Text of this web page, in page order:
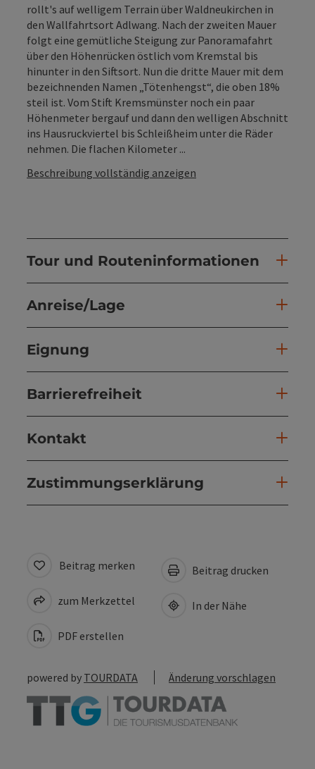
rollt's auf welligem Terrain über Waldneukirchen in
den Wallfahrtsort Adlwang. Nach der zweiten Mauer
folgt eine gemütliche Steigung zur Panoramafahrt
über den Höhenrücken östlich vom Kremstal bis
hinunter in den Siftsort. Nun die dritte Mauer mit dem
bezeichnenden Namen „Tötenhengst“, die oben 18%
steil ist. Vom Stift Kremsmünster noch ein paar
Höhenmeter bergauf und dann den welligen Abschnitt
ins Hausruckviertel bis Schleißheim unter die Räder
nehmen. Die flachen Kilometer ...
Beschreibung vollständig anzeigen
Tour und Routeninformationen
Anreise/Lage
Eignung
Barrierefreiheit
Kontakt
Zustimmungserklärung
Beitrag merken
zum Merkzettel
PDF erstellen
Beitrag drucken
In der Nähe
powered by TOURDATA Änderung vorschlagen